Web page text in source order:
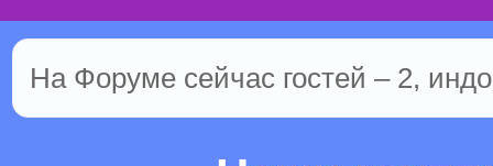
На Форуме сейчас гостей – 2,